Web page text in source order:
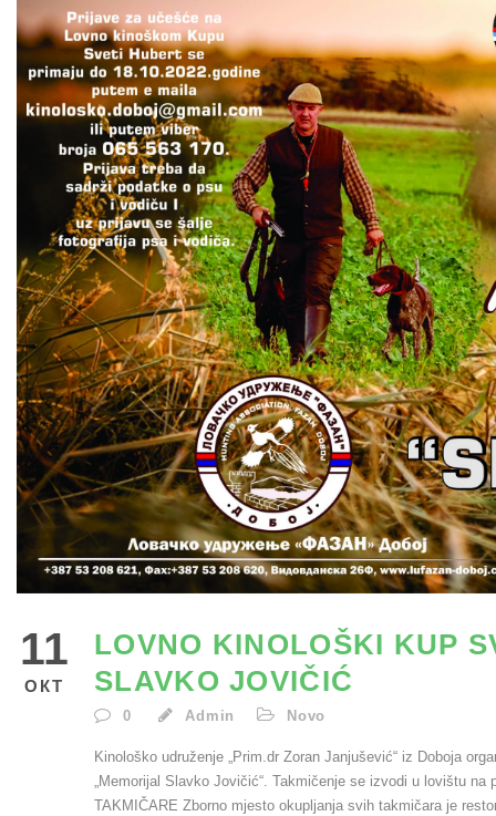
11
ОКТ
LOVNO KINOLOŠKI KUP
SLAVKO JOVIČIĆ
0 Admin Novo
Kinološko udruženje „Prim.dr Zoran Janjušević“ iz Doboja
„Memorijal Slavko Jovičić“. Takmičenje se izvodi u lovištu
TAKMIČARE Zborno mjesto okupljanja svih takmičara je